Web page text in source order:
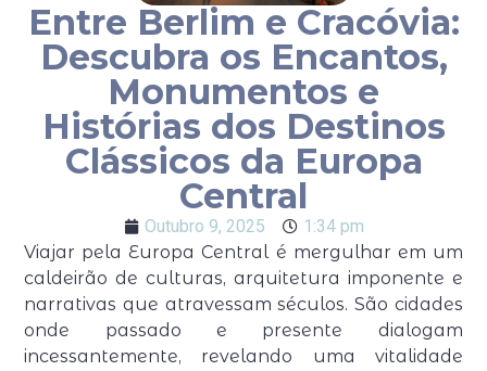
Entre Berlim e Cracóvia:
Descubra os Encantos,
Monumentos e
Histórias dos Destinos
Clássicos da Europa
Central
Outubro 9, 2025
1:34 pm
Viajar pela Europa Central é mergulhar em um
caldeirão de culturas, arquitetura imponente e
narrativas que atravessam séculos. São cidades
onde passado e presente dialogam
incessantemente, revelando uma vitalidade